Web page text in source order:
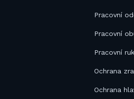
Pracovní
Pracovní
Pracovní
Ochrana
Ochrana